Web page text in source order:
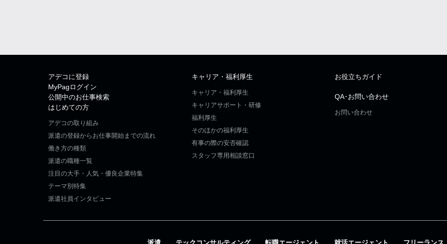
アデコに登録
MyPagログイン
公開中のお仕事検索
はじめての方
アデコの取り組み
派遣の登録からお仕事開始までの流れ
働き方の種類
派遣の職種一覧
注目の大手・人気・優良企業特集
テーマ別特集
派遣社員インタビュー
キャリア・福利厚生
キャリア・福利厚生
キャリアサポート・研修
福利厚生
そのほかの福利厚生
有事の際の安否確認
スタッフ専用相談窓口
お役立ちガイド
QA･お問い合わせ
お問い合わせ